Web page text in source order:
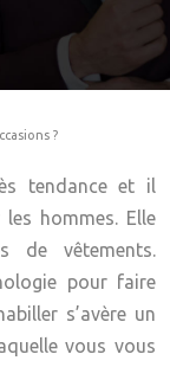
?
tendance et il
hommes. Elle
de vêtements.
pour faire
s’avère un
vous vous